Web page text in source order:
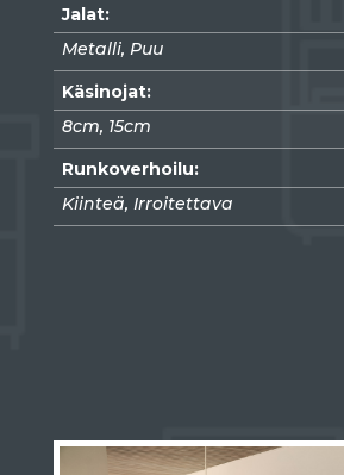
Jalat:
Metalli, Puu
Käsinojat:
8cm, 15cm
Runkoverhoilu:
Kiinteä, Irroitettava